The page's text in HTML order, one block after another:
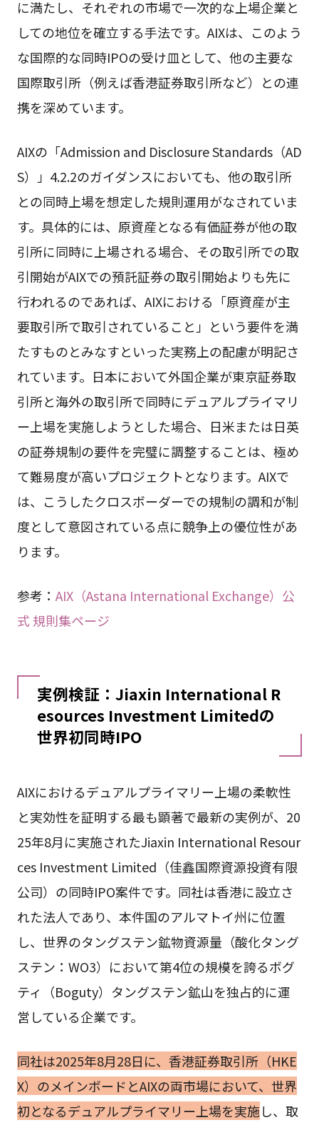
に満たし、それぞれの市場で一次的な上場企業と
しての地位を確立する手法です。AIXは、このよう
な国際的な同時IPOの受け皿として、他の主要な
国際取引所（例えば香港証券取引所など）との連
携を深めています。
AIXの「Admission and Disclosure Standards（AD
S）」4.2.2のガイダンスにおいても、他の取引所
との同時上場を想定した規則運用がなされていま
す。具体的には、原資産となる有価証券が他の取
引所に同時に上場される場合、その取引所での取
引開始がAIXでの預託証券の取引開始よりも先に
行われるのであれば、AIXにおける「原資産が主
要取引所で取引されていること」という要件を満
たすものとみなすといった実務上の配慮が明記さ
れています。日本において外国企業が東京証券取
引所と海外の取引所で同時にデュアルプライマリ
ー上場を実施しようとした場合、日米または日英
の証券規制の要件を完璧に調整することは、極め
て難易度が高いプロジェクトとなります。AIXで
は、こうしたクロスボーダーでの規制の調和が制
度として意図されている点に競争上の優位性があ
ります。
参考： AIX（Astana International Exchange）公
式 規則集ページ
実例検証：Jiaxin International R
esources Investment Limitedの
世界初同時IPO
AIXにおけるデュアルプライマリー上場の柔軟性
と実効性を証明する最も顕著で最新の実例が、20
25年8月に実施されたJiaxin International Resour
ces Investment Limited（佳鑫国際資源投資有限
公司）の同時IPO案件です。同社は香港に設立さ
れた法人であり、本件国のアルマトイ州に位置
し、世界のタングステン鉱物資源量（酸化タング
ステン：WO3）において第4位の規模を誇るボグ
ティ（Boguty）タングステン鉱山を独占的に運
営している企業です。
同社は2025年8月28日に、香港証券取引所（HKE
X）のメインボードとAIXの両市場において、世界
初となるデュアルプライマリー上場を実施し、取